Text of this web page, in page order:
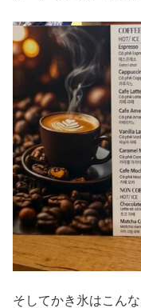
そしてかき氷はこん